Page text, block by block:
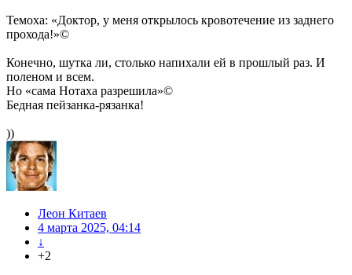
Темоха: «Доктор, у меня открылось кровотечение из заднего
прохода!»©
Конечно, шутка ли, столько напихали ей в прошлый раз. И
поленом и всем.
Но «сама Нотаха разрешила»©
Бедная пейзанка-рязанка!
))
Леон Китаев
4 марта 2025, 04:14
↓
+2